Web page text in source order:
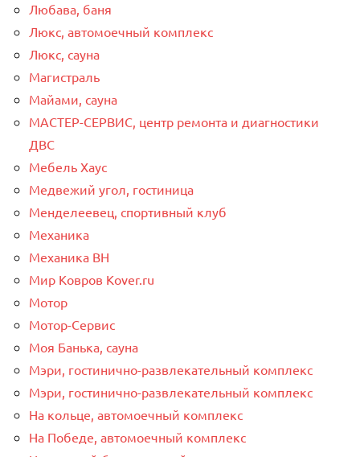
Любава, баня
Люкс, автомоечный комплекс
Люкс, сауна
Магистраль
Майами, сауна
МАСТЕР-СЕРВИС, центр ремонта и диагностики
ДВС
Мебель Хаус
Медвежий угол, гостиница
Менделеевец, спортивный клуб
Механика
Механика ВН
Мир Ковров Коvеr.ru
Мотор
Мотор-Сервис
Моя Банька, сауна
Мэри, гостинично-развлекательный комплекс
Мэри, гостинично-развлекательный комплекс
На кольце, автомоечный комплекс
На Победе, автомоечный комплекс